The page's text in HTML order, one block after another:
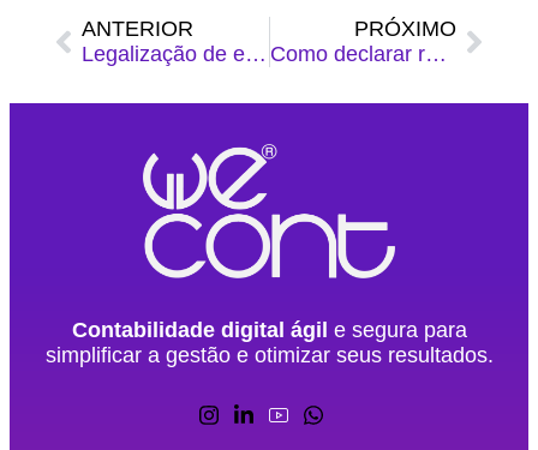
ANTERIOR
Legalização de empresas no Rio de Janeiro: principais erros e como evitá-los
PRÓXIMO
Como declarar rendimentos de dentistas no IRPF 2025
Contabilidade digital ágil e segura para
simplificar a gestão e otimizar seus resultados.